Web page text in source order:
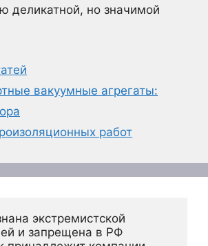
деликатной, но значимой
вакуумные агрегаты:
работ
экстремистской
и запрещена в РФ